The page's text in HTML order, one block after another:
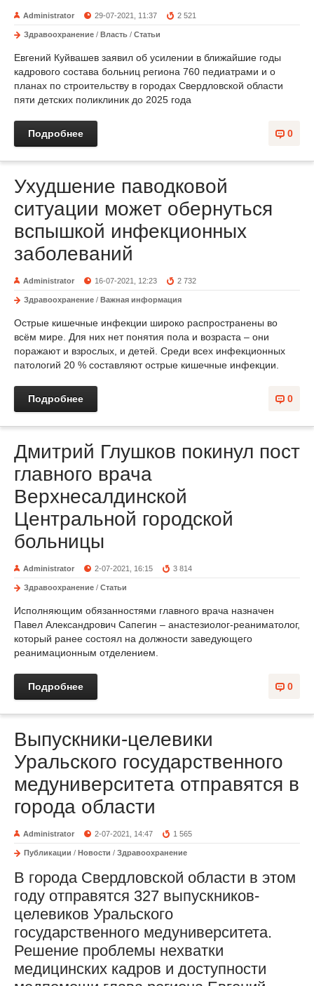
Administrator 29-07-2021, 11:37 2 521
Здравоохранение / Власть / Статьи
Евгений Куйвашев заявил об усилении в ближайшие годы
кадрового состава больниц региона 760 педиатрами и о
планах по строительству в городах Свердловской области
пяти детских поликлиник до 2025 года
0
Подробнее
Ухудшение паводковой
ситуации может обернуться
вспышкой инфекционных
заболеваний
Administrator 16-07-2021, 12:23 2 732
Здравоохранение / Важная информация
Острые кишечные инфекции широко распространены во
всём мире. Для них нет понятия пола и возраста – они
поражают и взрослых, и детей. Среди всех инфекционных
патологий 20 % составляют острые кишечные инфекции.
0
Подробнее
Дмитрий Глушков покинул пост
главного врача
Верхнесалдинской
Центральной городской
больницы
Administrator 2-07-2021, 16:15 3 814
Здравоохранение / Статьи
Исполняющим обязанностями главного врача назначен
Павел Александрович Сапегин – анастезиолог-реаниматолог,
который ранее состоял на должности заведующего
реанимационным отделением.
0
Подробнее
Выпускники-целевики
Уральского государственного
медуниверситета отправятся в
города области
Administrator 2-07-2021, 14:47 1 565
Публикации / Новости / Здравоохранение
В города Свердловской области в этом
году отправятся 327 выпускников-
целевиков Уральского
государственного медуниверситета.
Решение проблемы нехватки
медицинских кадров и доступности